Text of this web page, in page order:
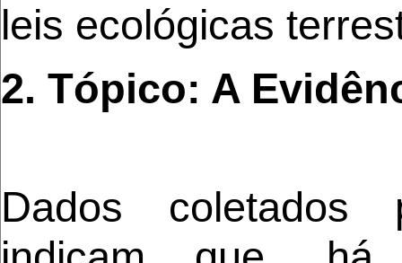
leis ecológicas
2. Tópico: A
Dados coletados